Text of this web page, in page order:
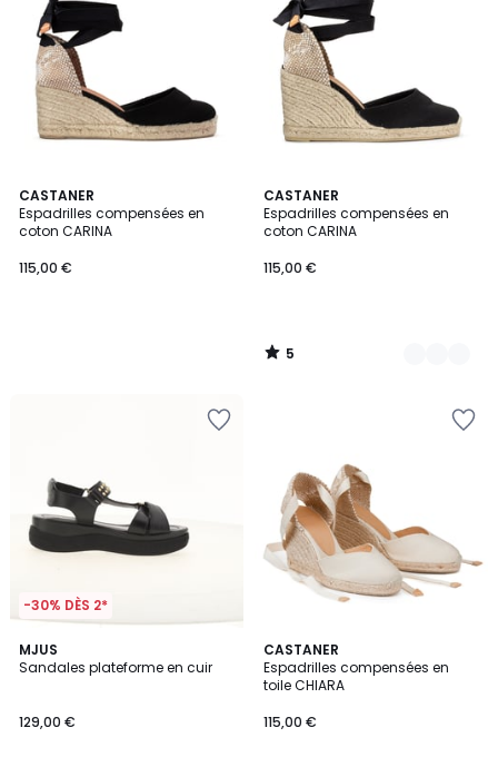
CASTANER
Espadrilles compensées en
coton CARINA
115,00 €
CASTANER
Espadrilles compensées en
coton CARINA
115,00 €
5
/
5
2
Couleurs
5
/
-30% DÈS 2*
MJUS
Sandales plateforme en cuir
129,00 €
CASTANER
Espadrilles compensées en
toile CHIARA
115,00 €
5
/
5